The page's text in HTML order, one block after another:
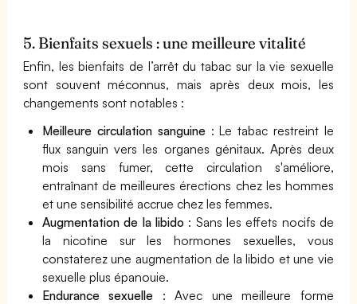
5. Bienfaits sexuels : une meilleure vitalité
Enfin, les bienfaits de l’arrêt du tabac sur la vie sexuelle
sont souvent méconnus, mais après deux mois, les
changements sont notables :
Meilleure circulation sanguine: Le tabac restreint le
flux sanguin vers les organes génitaux. Après deux
mois sans fumer, cette circulation s'améliore,
entraînant de meilleures érections chez les hommes
et une sensibilité accrue chez les femmes.
Augmentation de la libido : Sans les effets nocifs de
la nicotine sur les hormones sexuelles, vous
constaterez une augmentation de la libido et une vie
sexuelle plus épanouie.
Endurance sexuelle : Avec une meilleure forme